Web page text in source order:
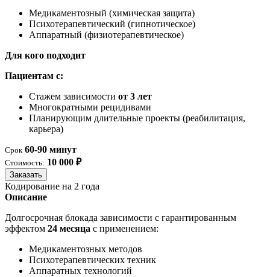
Медикаментозный (химическая защита)
Психотерапевтический (гипнотическое)
Аппаратный (физиотерапевтическое)
Для кого подходит
Пациентам с:
Стажем зависимости от 3 лет
Многократными рецидивами
Планирующим длительные проекты (реабилитация,
карьера)
Срок 60-90 минут
Стоимость: 10 000 ₽
Заказать
Кодирование на 2 года
Описание
Долгосрочная блокада зависимости с гарантированным
эффектом 24 месяца с применением:
Медикаментозных методов
Психотерапевтических техник
Аппаратных технологий